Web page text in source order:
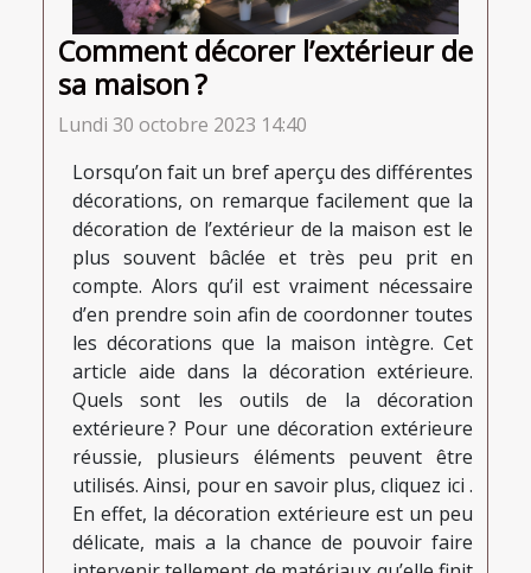
Comment décorer l’extérieur de
sa maison ?
Lundi 30 octobre 2023 14:40
Lorsqu’on fait un bref aperçu des différentes
décorations, on remarque facilement que la
décoration de l’extérieur de la maison est le
plus souvent bâclée et très peu prit en
compte. Alors qu’il est vraiment nécessaire
d’en prendre soin afin de coordonner toutes
les décorations que la maison intègre. Cet
article aide dans la décoration extérieure.
Quels sont les outils de la décoration
extérieure ? Pour une décoration extérieure
réussie, plusieurs éléments peuvent être
utilisés. Ainsi, pour en savoir plus, cliquez ici .
En effet, la décoration extérieure est un peu
délicate, mais a la chance de pouvoir faire